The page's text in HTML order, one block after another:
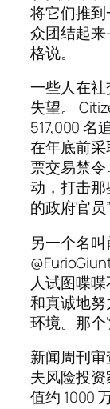
将它们推
众团结起
格说。
一些人在
失望。
517,000 名
在年底前
票交易禁令
动，打击
的政府官员”
另一个名
人试图喋
和真诚地
环境。那个
新闻周刊
夫风险投资
值约 1000